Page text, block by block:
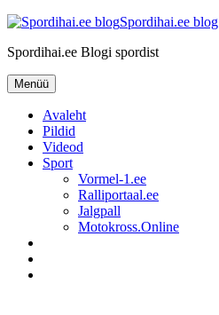
Liigu
juurde
Spordihai.ee blog
Spordihai.ee Blogi spordist
Menüü
Avaleht
Pildid
Videod
Sport
Vormel-1.ee
Ralliportaal.ee
Jalgpall
Motokross.Online